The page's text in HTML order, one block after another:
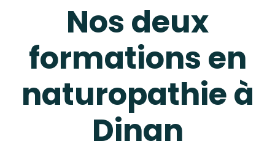
Nos deux
formations en
naturopathie à
Dinan